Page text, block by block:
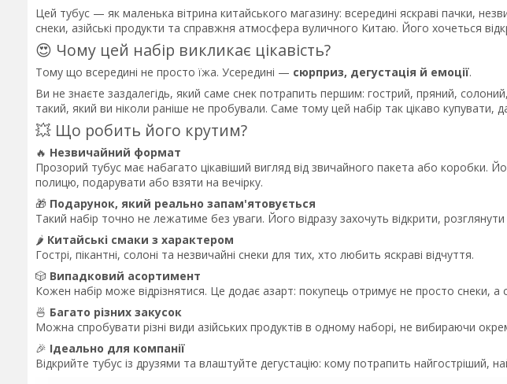
Цей тубус — як маленька вітрина китайського магазину: всередині яскраві пачки,
снеки, азійські продукти та справжня атмосфера вуличного Китаю. Його хочеться
😍 Чому цей набір викликає цікавість?
Тому що всередині не просто їжа. Усередині — сюрприз, дегустація й емоції.
Ви не знаєте заздалегідь, який саме снек потрапить першим: гострий, пряний,
такий, який ви ніколи раніше не пробували. Саме тому цей набір так цікаво купувати,
💥 Що робить його крутим?
🔥 Незвичайний формат
Прозорий тубус має набагато цікавіший вигляд від звичайного пакета або коробки.
полицю, подарувати або взяти на вечірку.
🎁 Подарунок, який реально запам'ятовується
Такий набір точно не лежатиме без уваги. Його відразу захочуть відкрити,
🌶️ Китайські смаки з характером
Гострі, пікантні, солоні та незвичайні снеки для тих, хто любить яскраві відчуття.
🎲 Випадковий асортимент
Кожен набір може відрізнятися. Це додає азарт: покупець отримує не просто снеки, а
🍜 Багато різних закусок
Можна спробувати різні види азійських продуктів в одному наборі, не вибираючи
🎉 Ідеально для компанії
Відкрийте тубус із друзями та влаштуйте дегустацію: кому потрапить найгостріший,